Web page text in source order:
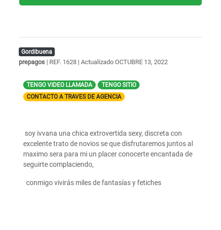
Gordibuena
prepagos | REF. 1628 | Actualizado OCTUBRE 13, 2022
TENGO VIDEO LLAMADA
TENGO SITIO
CONTACTO A TRAVES DE AGENCIA
soy ivvana una chica extrovertida sexy, discreta con
excelente trato de novios se que disfrutaremos juntos al
maximo sera para mi un placer conocerte encantada de
seguirte complaciendo,
conmigo vivirás miles de fantasías y fetiches